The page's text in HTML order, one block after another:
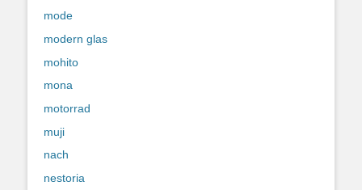
mode
modern glas
mohito
mona
motorrad
muji
nach
nestoria